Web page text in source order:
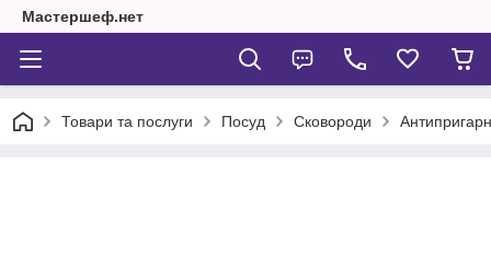
Мастершеф.нет
Товари та послуги Посуд Сковороди